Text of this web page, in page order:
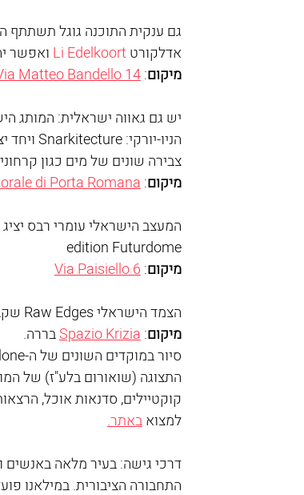
גם ענקית התוכנה גוגל תשתתף
אדלקורט Li Edelkoort ואפשר
מיקום:
Matteo Bandello 14
יש גם גאווה ישראלית: המותג
צבירה שונים של מים כגון
מיקום:
di Porta Romana
edition Futurdome
מיקום:
Via Paisiello 6
הצמד הישראלי Raw Edges שקבע את בסיסו בלונדון יציג מנורות המושפעות מריקוד ההורה הישראלי
מיקום:
Spazio Krizia בררה.
התצוגה (שואורום בלע"ז) של
קוקטיילים, סדנאות אוכל,
למצוא באתר.
דרכי גישה: בעיר מלאה באנשים
התחבורה הציבורית. במילאנו